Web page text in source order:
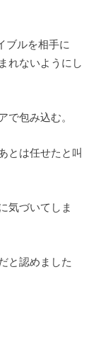
ブルを相手に
れないようにし
で包み込む。
とは任せたと叫
気づいてしま
と認めました